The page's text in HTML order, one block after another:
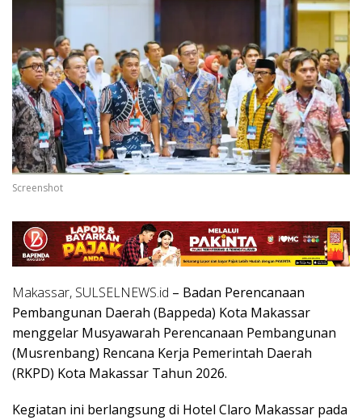
Screenshot
Makassar, SULSELNEWS.id – Badan Perencanaan
Pembangunan Daerah (Bappeda) Kota Makassar
menggelar Musyawarah Perencanaan Pembangunan
(Musrenbang) Rencana Kerja Pemerintah Daerah
(RKPD) Kota Makassar Tahun 2026.
Kegiatan ini berlangsung di Hotel Claro Makassar pada